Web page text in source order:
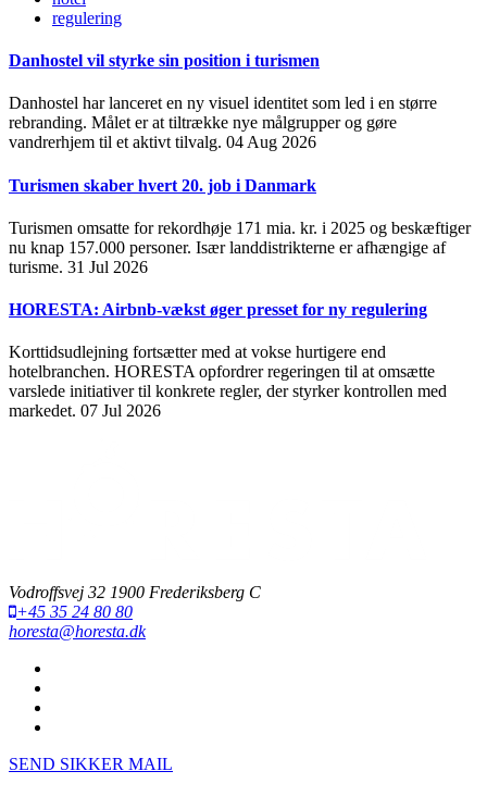
regulering
Danhostel vil styrke sin position i turismen
Danhostel har lanceret en ny visuel identitet som led i en større
rebranding. Målet er at tiltrække nye målgrupper og gøre
vandrerhjem til et aktivt tilvalg. 04 Aug 2026
Turismen skaber hvert 20. job i Danmark
Turismen omsatte for rekordhøje 171 mia. kr. i 2025 og beskæftiger
nu knap 157.000 personer. Især landdistrikterne er afhængige af
turisme. 31 Jul 2026
HORESTA: Airbnb-vækst øger presset for ny regulering
Korttidsudlejning fortsætter med at vokse hurtigere end
hotelbranchen. HORESTA opfordrer regeringen til at omsætte
varslede initiativer til konkrete regler, der styrker kontrollen med
markedet. 07 Jul 2026
Vodroffsvej 32 1900 Frederiksberg C
+45 35 24 80 80
horesta@horesta.dk
SEND SIKKER MAIL